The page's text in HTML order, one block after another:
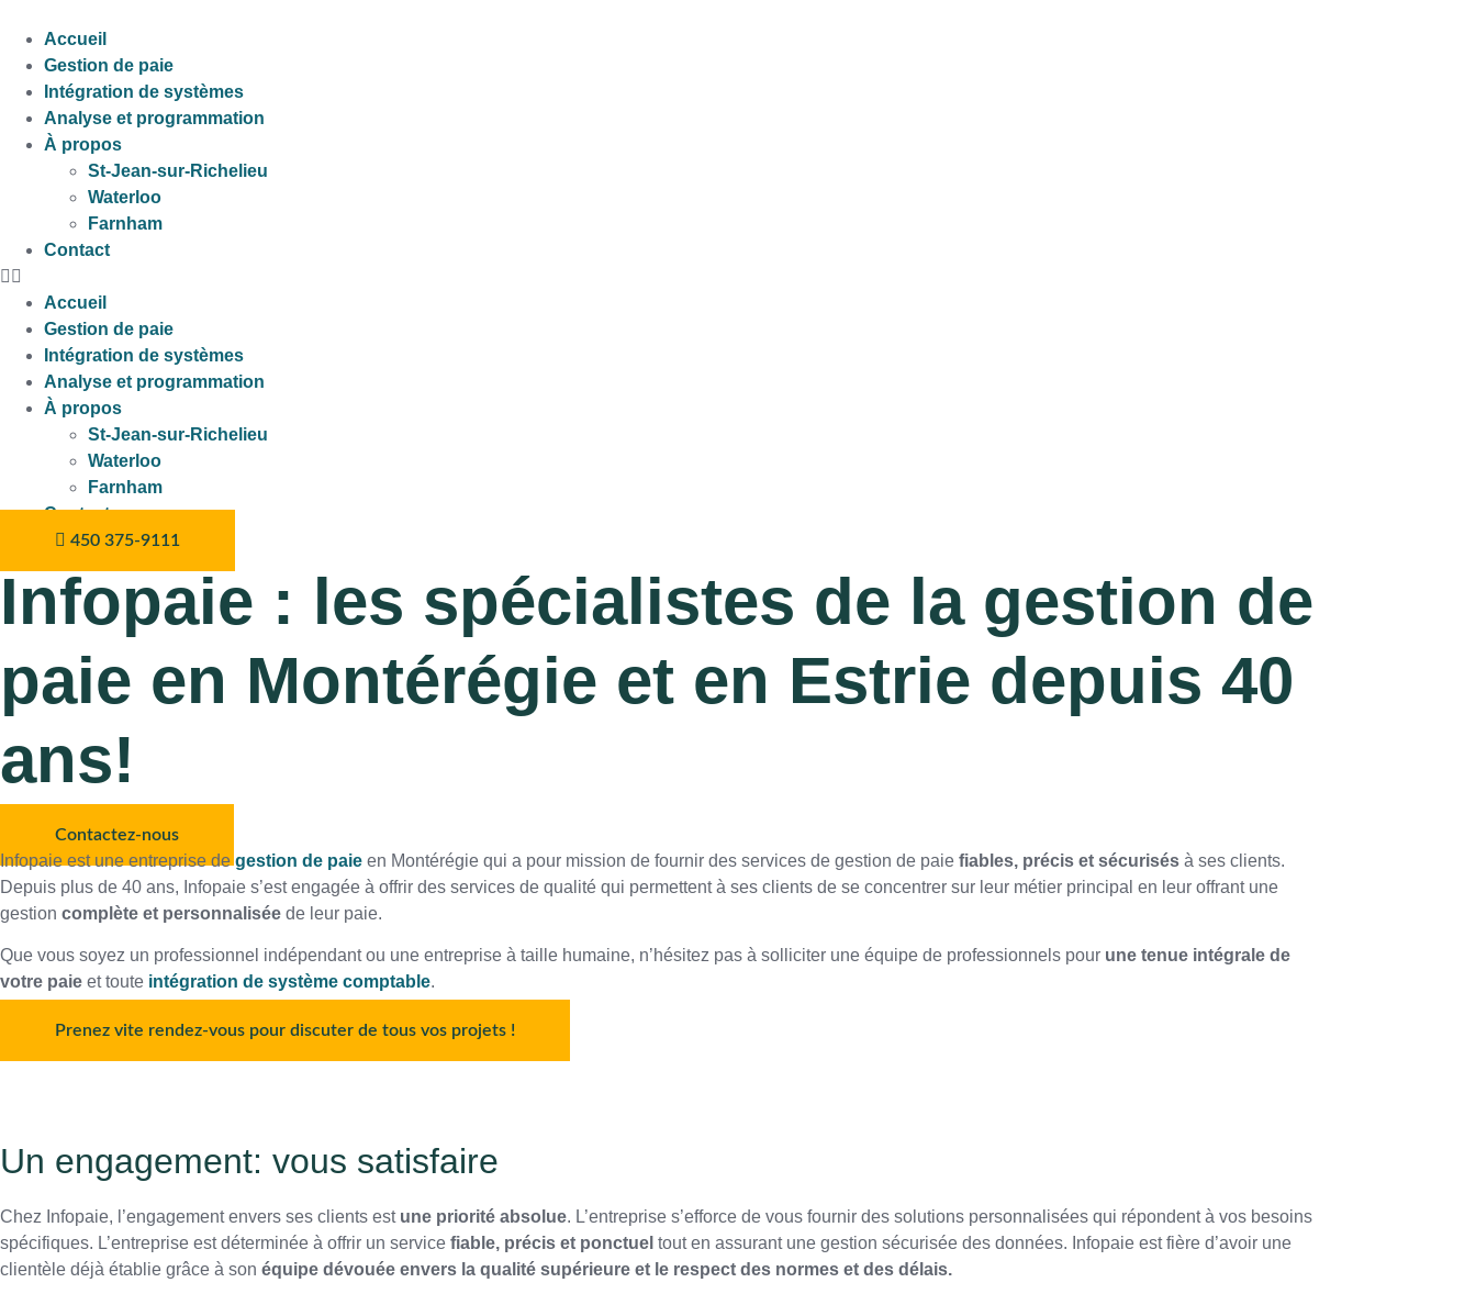
content
Accueil
Gestion de paie
Intégration de systèmes
Analyse et programmation
À propos
St-Jean-sur-Richelieu
Waterloo
Farnham
Contact
Accueil
Gestion de paie
Intégration de systèmes
Analyse et programmation
À propos
St-Jean-sur-Richelieu
Waterloo
Farnham
Contact
450 375-9111
Infopaie : les spécialistes de la gestion de
paie en Montérégie et en Estrie depuis 40
ans!
Contactez-nous
Infopaie est une entreprise de gestion de paie en Montérégie qui a pour mission de fournir des services de gestion de paie fiables, précis et sécurisés à ses clients.
Depuis plus de 40 ans, Infopaie s’est engagée à offrir des services de qualité qui permettent à ses clients de se concentrer sur leur métier principal en leur offrant une
gestion complète et personnalisée de leur paie.
Que vous soyez un professionnel indépendant ou une entreprise à taille humaine, n’hésitez pas à solliciter une équipe de professionnels pour une tenue intégrale de
votre paie et toute intégration de système comptable.
Prenez vite rendez-vous pour discuter de tous vos projets !
Un engagement: vous satisfaire
Chez Infopaie, l’engagement envers ses clients est une priorité absolue. L’entreprise s’efforce de vous fournir des solutions personnalisées qui répondent à vos besoins
spécifiques. L’entreprise est déterminée à offrir un service fiable, précis et ponctuel tout en assurant une gestion sécurisée des données. Infopaie est fière d’avoir une
clientèle déjà établie grâce à son équipe dévouée envers la qualité supérieure et le respect des normes et des délais.